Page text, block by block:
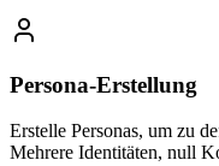
Persona-Erstellung
Erstelle Personas, um zu
Mehrere Identitäten, null